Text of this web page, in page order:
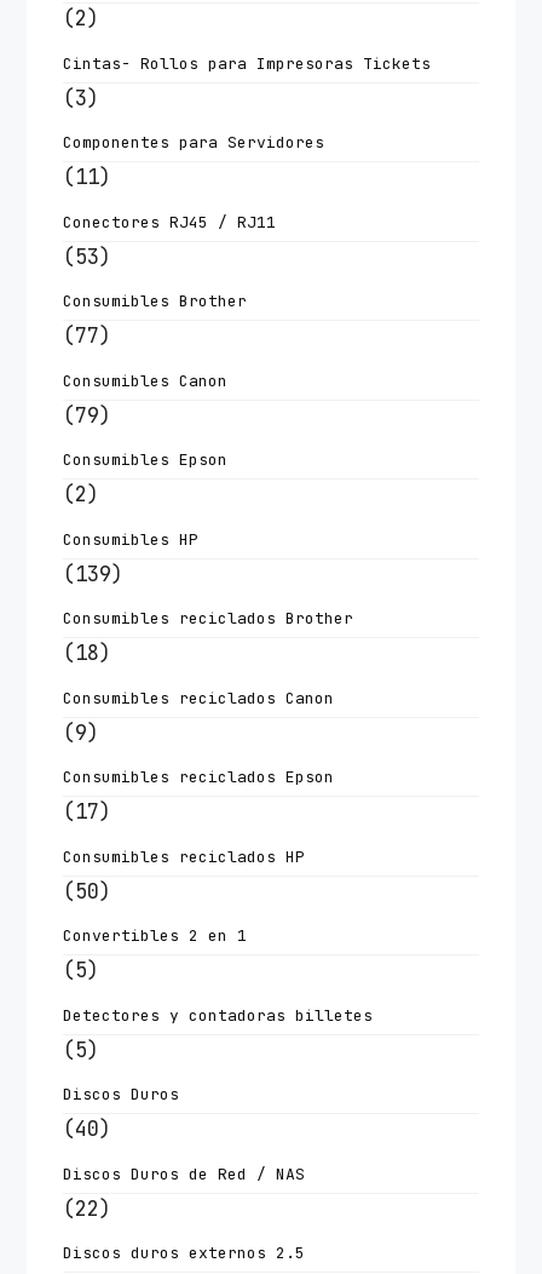
(2)
Cintas- Rollos para Impresoras Tickets
(3)
Componentes para Servidores
(11)
Conectores RJ45 / RJ11
(53)
Consumibles Brother
(77)
Consumibles Canon
(79)
Consumibles Epson
(2)
Consumibles HP
(139)
Consumibles reciclados Brother
(18)
Consumibles reciclados Canon
(9)
Consumibles reciclados Epson
(17)
Consumibles reciclados HP
(50)
Convertibles 2 en 1
(5)
Detectores y contadoras billetes
(5)
Discos Duros
(40)
Discos Duros de Red / NAS
(22)
Discos duros externos 2.5